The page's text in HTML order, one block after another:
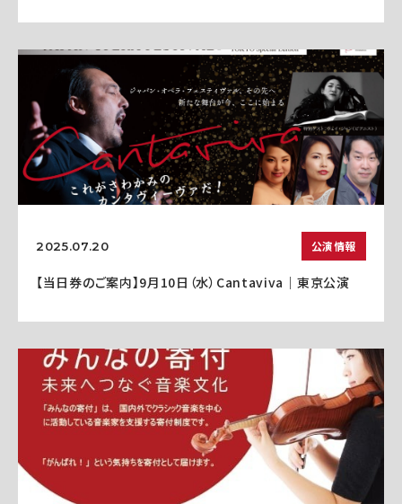
2025.07.20 公演情報
【当日券のご案内】9月10日（水）Cantaviva｜東京公演